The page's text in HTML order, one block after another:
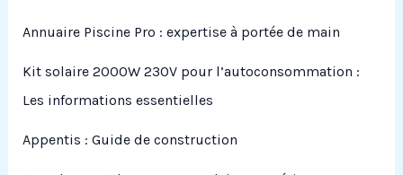
Annuaire Piscine Pro : expertise à portée de main
Kit solaire 2000W 230V pour l’autoconsommation :
Les informations essentielles
Appentis : Guide de construction